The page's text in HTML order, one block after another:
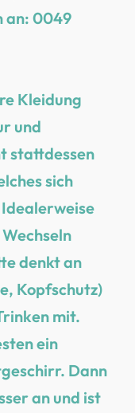
an: 0049
Kleidung
und
stattdessen
sich
denkt an
Kopfschutz)
mit.
ein
Dann
an und ist